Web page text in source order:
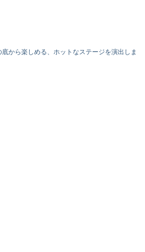
から楽しめる、ホットなステージを演出しま